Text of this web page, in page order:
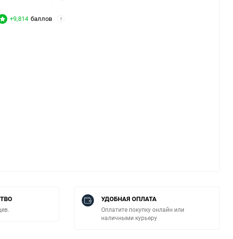
+9,814 баллов ?
УДОБНАЯ ОПЛАТА
Оплатите покупку онлайн или
наличными курьеру